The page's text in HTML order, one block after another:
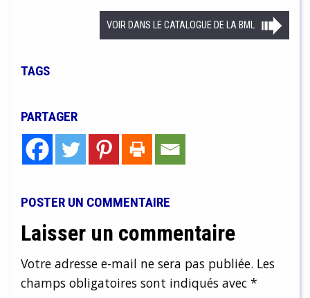
VOIR DANS LE CATALOGUE DE LA BML
TAGS
PARTAGER
POSTER UN COMMENTAIRE
Laisser un commentaire
Votre adresse e-mail ne sera pas publiée. Les
champs obligatoires sont indiqués avec *